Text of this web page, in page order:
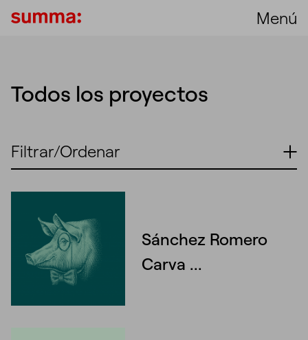
Menú
Todos los proyectos
Filtrar/Ordenar
UnmuteSettingsSánchez Romero
Carva ...